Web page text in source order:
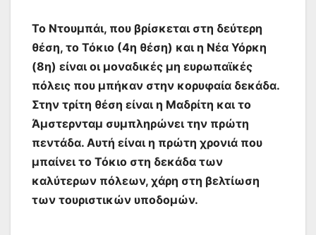
Το Ντουμπάι, που βρίσκεται στη δεύτερη
θέση, το Τόκιο (4η θέση) και η Νέα Υόρκη
(8η) είναι οι μοναδικές μη ευρωπαϊκές
πόλεις που μπήκαν στην κορυφαία δεκάδα.
Στην τρίτη θέση είναι η Μαδρίτη και το
Άμστερνταμ συμπληρώνει την πρώτη
πεντάδα. Αυτή είναι η πρώτη χρονιά που
μπαίνει το Τόκιο στη δεκάδα των
καλύτερων πόλεων, χάρη στη βελτίωση
των τουριστικών υποδομών.